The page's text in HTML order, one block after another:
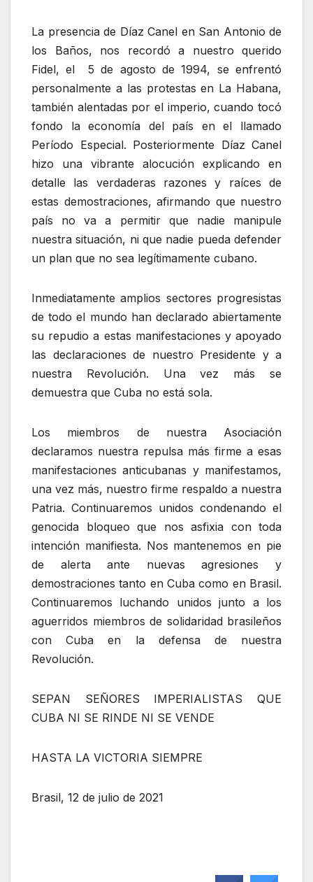
La presencia de Díaz Canel en San Antonio de
los Baños, nos recordó a nuestro querido
Fidel, el 5 de agosto de 1994, se enfrentó
personalmente a las protestas en La Habana,
también alentadas por el imperio, cuando tocó
fondo la economía del país en el llamado
Período Especial. Posteriormente Díaz Canel
hizo una vibrante alocución explicando en
detalle las verdaderas razones y raíces de
estas demostraciones, afirmando que nuestro
país no va a permitir que nadie manipule
nuestra situación, ni que nadie pueda defender
un plan que no sea legítimamente cubano.
Inmediatamente amplios sectores progresistas
de todo el mundo han declarado abiertamente
su repudio a estas manifestaciones y apoyado
las declaraciones de nuestro Presidente y a
nuestra Revolución. Una vez más se
demuestra que Cuba no está sola.
Los miembros de nuestra Asociación
declaramos nuestra repulsa más firme a esas
manifestaciones anticubanas y manifestamos,
una vez más, nuestro firme respaldo a nuestra
Patria. Continuaremos unidos condenando el
genocida bloqueo que nos asfixia con toda
intención manifiesta. Nos mantenemos en pie
de alerta ante nuevas agresiones y
demostraciones tanto en Cuba como en Brasil.
Continuaremos luchando unidos junto a los
aguerridos miembros de solidaridad brasileños
con Cuba en la defensa de nuestra
Revolución.
SEPAN SEÑORES IMPERIALISTAS QUE
CUBA NI SE RINDE NI SE VENDE
HASTA LA VICTORIA SIEMPRE
Brasil, 12 de julio de 2021